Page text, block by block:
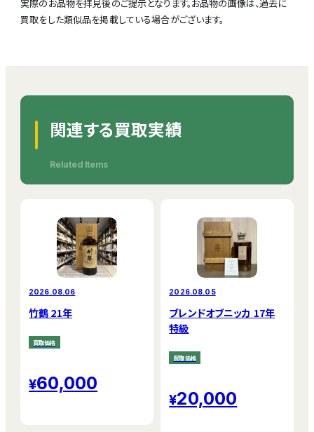
実際のお品物を拝見後のご提示となります。お品物の画像は、過去に
買取をした類似品を掲載している場合がございます。
関連する買取実績
Related Items
2026.08.06
竹鶴 21年
買取価格
60,000
2026.08.05
ブレンドオブニッカ 17年
特級
買取価格
20,000